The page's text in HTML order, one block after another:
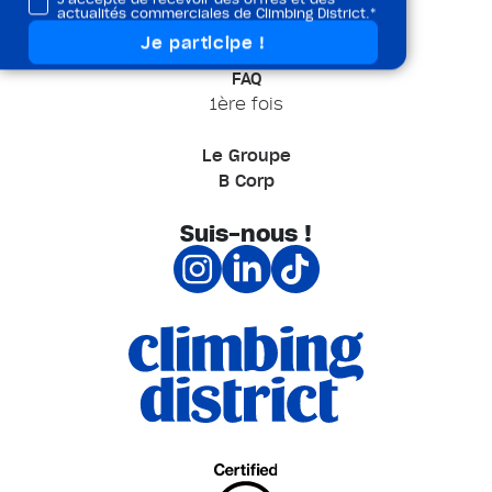
Actus
FAQ
1ère fois
Le Groupe
B Corp
Suis-nous !
actualités commerciales de Climbing District.*